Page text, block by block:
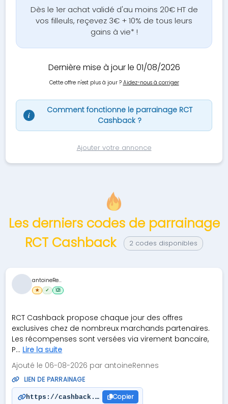
Dès le 1er achat validé d'au moins 20€ HT de
vos filleuls, reçevez 3€ + 10% de tous leurs
gains à vie* !
Dernière mise à jour le 01/08/2026
Cette offre n'est plus à jour ? Aidez-nous à corriger
i
Comment fonctionne le parrainage RCT
Cashback ?
Ajouter votre annonce
Les derniers codes de parrainage
RCT Cashback
2 codes disponibles
RCT Cashback propose chaque jour des offres
exclusives chez de nombreux marchands partenaires.
Les récompenses sont versées via virement bancaire,
P... Lire la suite
Ajouté le 06-08-2026 par antoineRennes
LIEN DE PARRAINAGE
https://cashback.rctoulon.com/
Copier
antoineRe...
★ ✓ 121